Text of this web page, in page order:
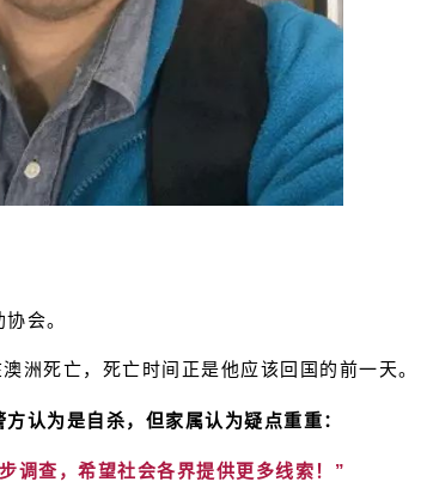
会。
洲死亡，死亡时间正是他应该回国的前一天。
方认为是自杀，但家属认为疑点重重：
调查，希望社会各界提供更多线索！ ”